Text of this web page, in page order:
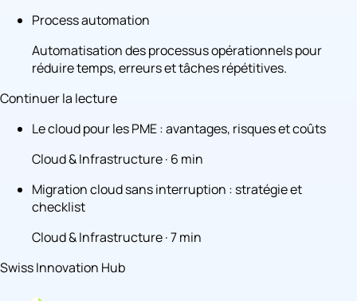
Process automation
Automatisation des processus opérationnels pour
réduire temps, erreurs et tâches répétitives.
Continuer la lecture
Le cloud pour les PME : avantages, risques et coûts
Cloud & Infrastructure · 6 min
Migration cloud sans interruption : stratégie et
checklist
Cloud & Infrastructure · 7 min
Swiss Innovation Hub